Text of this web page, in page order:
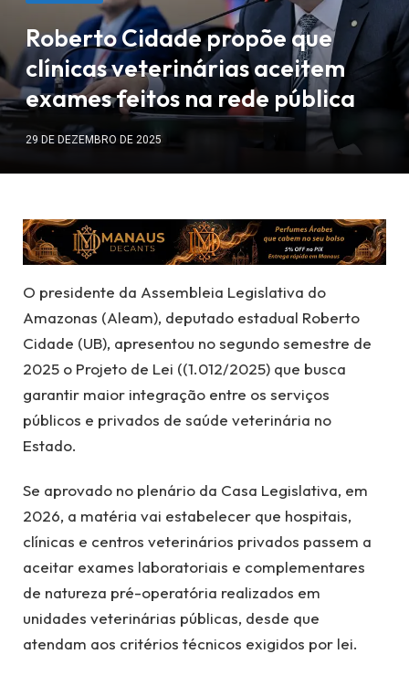
Roberto Cidade propõe que
clínicas veterinárias aceitem
exames feitos na rede pública
29 DE DEZEMBRO DE 2025
O presidente da Assembleia Legislativa do
Amazonas (Aleam), deputado estadual Roberto
Cidade (UB), apresentou no segundo semestre de
2025 o Projeto de Lei ((1.012/2025) que busca
garantir maior integração entre os serviços
públicos e privados de saúde veterinária no
Estado.
Se aprovado no plenário da Casa Legislativa, em
2026, a matéria vai estabelecer que hospitais,
clínicas e centros veterinários privados passem a
aceitar exames laboratoriais e complementares
de natureza pré-operatória realizados em
unidades veterinárias públicas, desde que
atendam aos critérios técnicos exigidos por lei.